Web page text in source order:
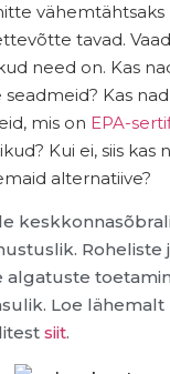
tavad.
need on. Kas
Kas
mis on EPA-
Kui ei, siis kas
alternatiive?
Roheliste
Loe
siit.